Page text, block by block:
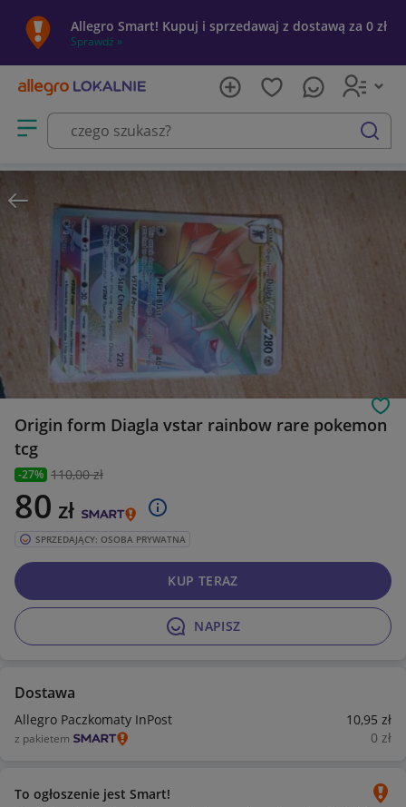
Allegro Smart! Kupuj i sprzedawaj z dostawą za 0 zł
Sprawdź »
Otwórz menu z kategoriami
szukaj
Origin form Diagla vstar rainbow rare pokemon
tcg
-27% 110,00 zł
80 zł
SPRZEDAJĄCY: OSOBA PRYWATNA
NAPISZ
KUP TERAZ
Dostawa
Allegro Paczkomaty InPost 10,95 zł
z pakietem 0 zł
To ogłoszenie jest Smart!